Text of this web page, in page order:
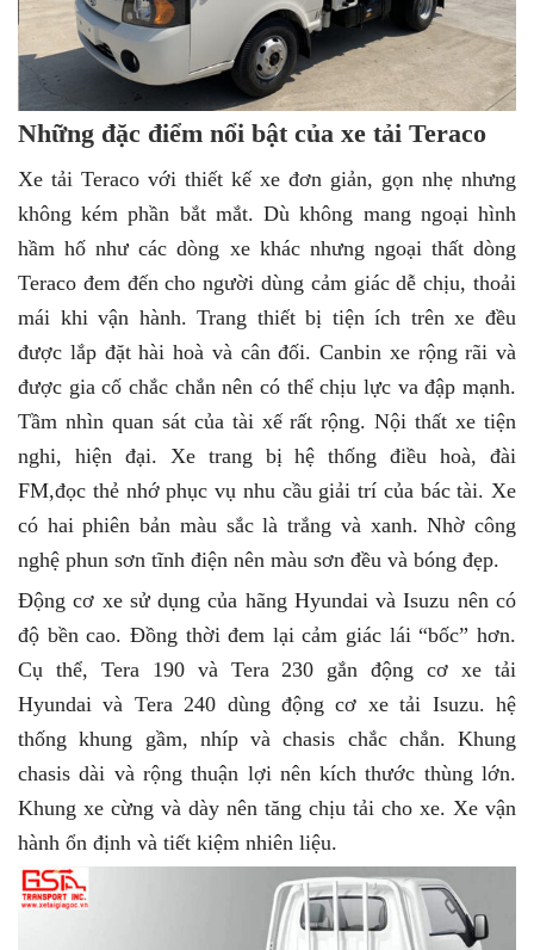
Những đặc điểm nổi bật của xe tải Teraco
Xe tải Teraco với thiết kế xe đơn giản, gọn nhẹ nhưng
không kém phần bắt mắt. Dù không mang ngoại hình
hầm hố như các dòng xe khác nhưng ngoại thất dòng
Teraco đem đến cho người dùng cảm giác dễ chịu, thoải
mái khi vận hành. Trang thiết bị tiện ích trên xe đều
được lắp đặt hài hoà và cân đối. Canbin xe rộng rãi và
được gia cố chắc chắn nên có thể chịu lực va đập mạnh.
Tầm nhìn quan sát của tài xế rất rộng. Nội thất xe tiện
nghi, hiện đại. Xe trang bị hệ thống điều hoà, đài
FM,đọc thẻ nhớ phục vụ nhu cầu giải trí của bác tài. Xe
có hai phiên bản màu sắc là trắng và xanh. Nhờ công
nghệ phun sơn tĩnh điện nên màu sơn đều và bóng đẹp.
Động cơ xe sử dụng của hãng Hyundai và Isuzu nên có
độ bền cao. Đồng thời đem lại cảm giác lái “bốc” hơn.
Cụ thể, Tera 190 và Tera 230 gắn động cơ xe tải
Hyundai và Tera 240 dùng động cơ xe tải Isuzu. hệ
thống khung gầm, nhíp và chasis chắc chắn. Khung
chasis dài và rộng thuận lợi nên kích thước thùng lớn.
Khung xe cừng và dày nên tăng chịu tải cho xe. Xe vận
hành ổn định và tiết kiệm nhiên liệu.